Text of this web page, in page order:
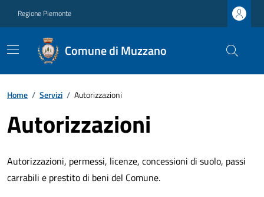
Regione Piemonte
Comune di Muzzano
Home / Servizi / Autorizzazioni
Autorizzazioni
Autorizzazioni, permessi, licenze, concessioni di suolo, passi
carrabili e prestito di beni del Comune.